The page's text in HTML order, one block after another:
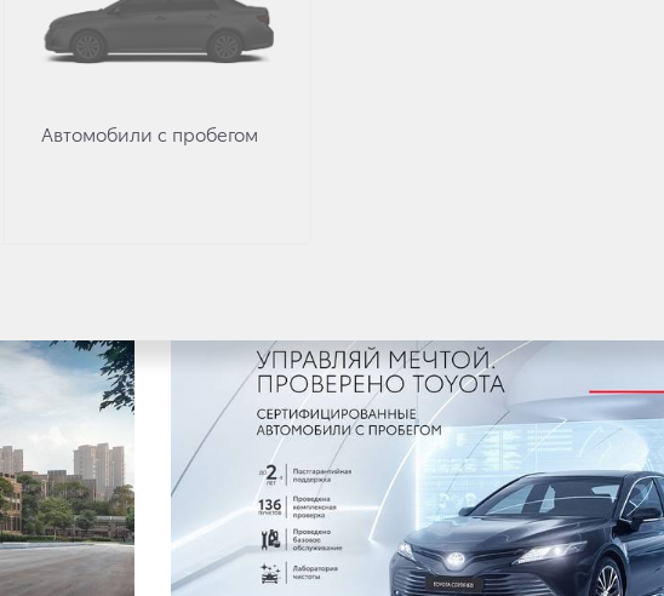
Автомобили с пробегом